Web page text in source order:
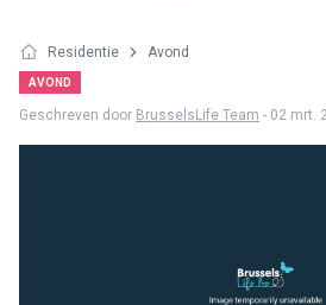
Residentie Avond
AVOND
Geschreven door BrusselsLife Team - 02 mrt.